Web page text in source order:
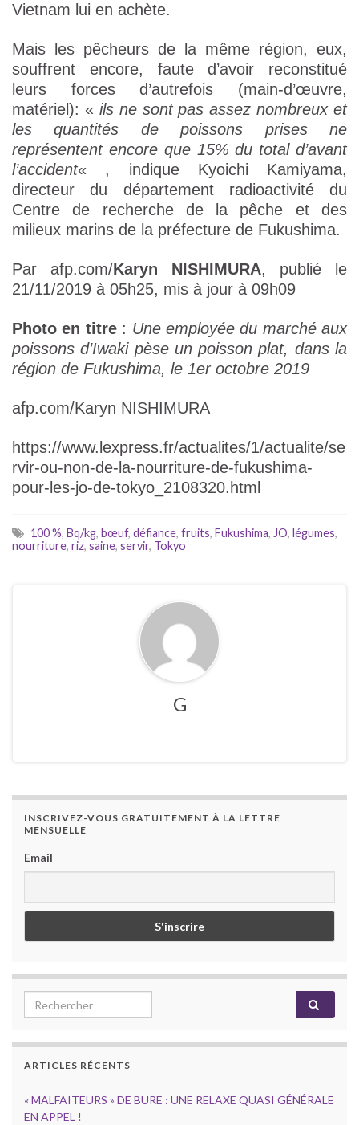
Vietnam lui en achète.
Mais les pêcheurs de la même région, eux,
souffrent encore, faute d’avoir reconstitué
leurs forces d’autrefois (main-d’œuvre,
matériel): « ils ne sont pas assez nombreux et
les quantités de poissons prises ne
représentent encore que 15% du total d’avant
l’accident« , indique Kyoichi Kamiyama,
directeur du département radioactivité du
Centre de recherche de la pêche et des
milieux marins de la préfecture de Fukushima.
Par afp.com/Karyn NISHIMURA, publié le
21/11/2019 à 05h25, mis à jour à 09h09
Photo en titre: Une employée du marché aux
poissons d’Iwaki pèse un poisson plat, dans la
région de Fukushima, le 1er octobre 2019
afp.com/Karyn NISHIMURA
https://www.lexpress.fr/actualites/1/actualite/se
rvir-ou-non-de-la-nourriture-de-fukushima-
pour-les-jo-de-tokyo_2108320.html
100 %, Bq/kg, bœuf, défiance, fruits, Fukushima, JO, légumes,
nourriture, riz, saine, servir, Tokyo
G
INSCRIVEZ-VOUS GRATUITEMENT À LA LETTRE
MENSUELLE
Email
Search for:
ARTICLES RÉCENTS
« MALFAITEURS » DE BURE : UNE RELAXE QUASI GÉNÉRALE
EN APPEL !